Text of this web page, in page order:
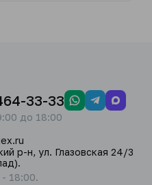
33-33
до 18:00
р-н, ул. Глазовская 24/3
18:00.